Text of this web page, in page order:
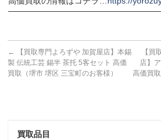
←
【買取専門よろずや 加賀屋店】本錫
製 伝統工芸 錫半 茶托 5客セット 高価
買取（堺市 堺区 三宝町のお客様）
【買
店】
高価買
買取品目